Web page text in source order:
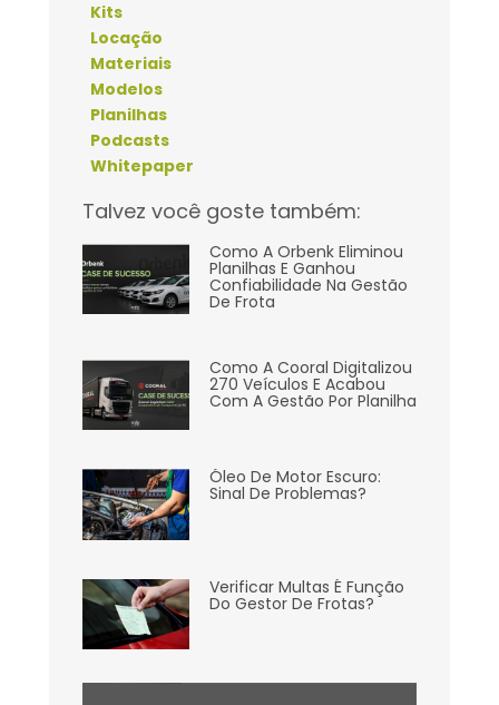
Kits
Locação
Materiais
Modelos
Planilhas
Podcasts
Whitepaper
Talvez você goste também:
Como A Orbenk Eliminou
Planilhas E Ganhou
Confiabilidade Na Gestão
De Frota
Como A Cooral Digitalizou
270 Veículos E Acabou
Com A Gestão Por Planilha
Óleo De Motor Escuro:
Sinal De Problemas?
Verificar Multas É Função
Do Gestor De Frotas?